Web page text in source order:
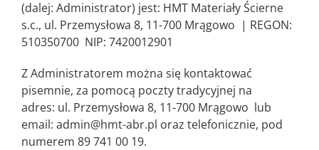
(dalej: Administrator) jest: HMT Materiały Ścierne
s.c., ul. Przemysłowa 8, 11-700 Mrągowo | REGON:
510350700 NIP: 7420012901
Z Administratorem można się kontaktować
pisemnie, za pomocą poczty tradycyjnej na
adres: ul. Przemysłowa 8, 11-700 Mrągowo lub
email: admin@hmt-abr.pl oraz telefonicznie, pod
numerem 89 741 00 19.